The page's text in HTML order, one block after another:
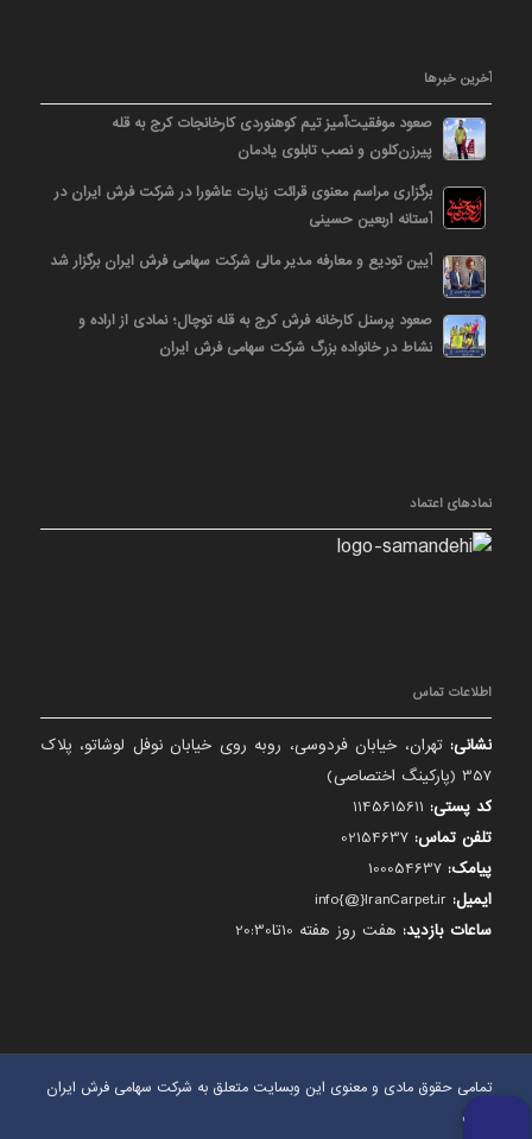
آخرین خبرها
صعود موفقیت‌آمیز تیم کوهنوردی کارخانجات کرج به قله
پیرزن‌کلون و نصب تابلوی یادمان
برگزاری مراسم معنوی قرائت زیارت عاشورا در شرکت فرش ایران در
آستانه اربعین حسینی
آیین تودیع و معارفه مدیر مالی شرکت سهامی فرش ایران برگزار شد
صعود پرسنل کارخانه فرش کرج به قله توچال؛ نمادی از اراده و
نشاط در خانواده بزرگ شرکت سهامی فرش ایران
نمادهای اعتماد
اطلاعات تماس
نشانی: تهران، خیابان فردوسی، روبه روی خیابان نوفل لوشاتو، پلاک
357 (پارکینگ اختصاصی)
کد پستی:
تلفن تماس:
پیامک:
ایمیل:
ساعات بازدید: هفت روز هفته 10تا20:30
تمامی حقوق مادی و معنوی این وبسایت متعلق به شرکت سهامی فرش ایران
است